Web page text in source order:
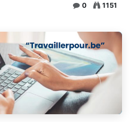
0 1151